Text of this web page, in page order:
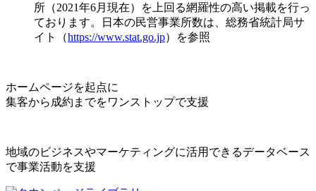
所（2021年6月現在）を上回る網羅性の高い掲載を行っ
ております。日本の民営事業所数は、総務省統計局サ
イト（https://www.stat.go.jp）を参照
ホームページを起点に
集客から成約までをワンストップで支援
地域のビジネスやマーケティングに活用できるデータベース
で事業活動を支援